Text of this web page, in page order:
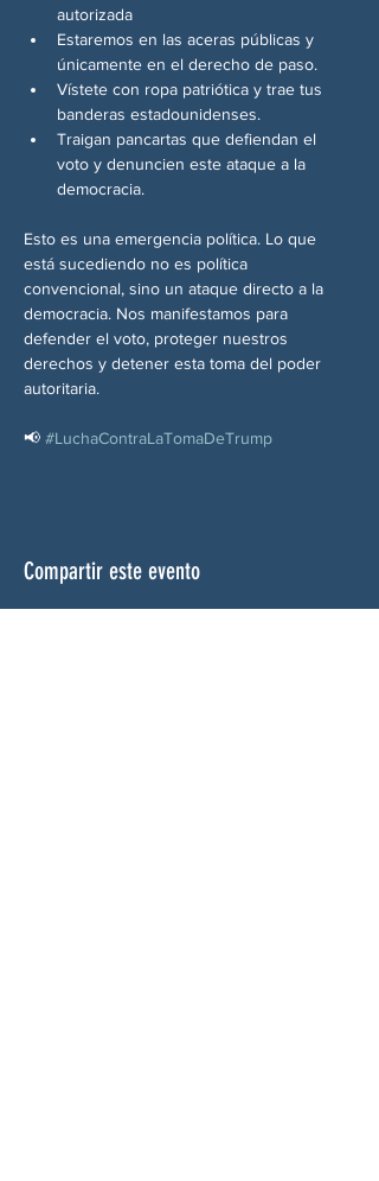
autorizada
Estaremos en las aceras públicas y
únicamente en el derecho de paso.
Vístete con ropa patriótica y trae tus
banderas estadounidenses.
Traigan pancartas que defiendan el
voto y denuncien este ataque a la
democracia.
Esto es una emergencia política. Lo que
está sucediendo no es política
convencional, sino un ataque directo a la
democracia. Nos manifestamos para
defender el voto, proteger nuestros
derechos y detener esta toma del poder
autoritaria.
📢 #LuchaContraLaTomaDeTrump
Compartir este evento